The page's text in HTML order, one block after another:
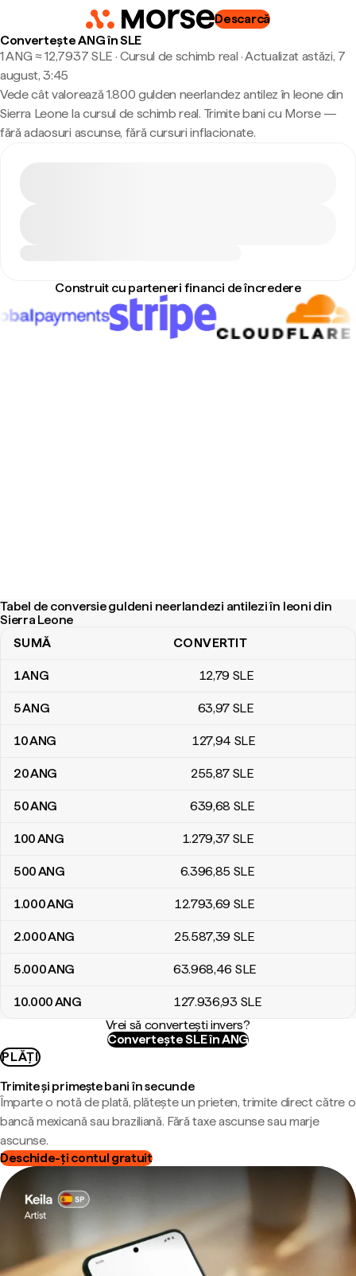
Descarcă
Convertește ANG în SLE
1 ANG ≈ 12,7937 SLE · Cursul de schimb real ·Actualizat astăzi, 7
august, 3:45
Vede cât valorează 1.800 gulden neerlandez antilez în leone din
Sierra Leone la cursul de schimb real. Trimite bani cu Morse —
fără adaosuri ascunse, fără cursuri inflacionate.
Construit cu parteneri financi de încredere
Tabel de conversie guldeni neerlandezi antilezi în leoni din
Sierra Leone
Tabel de conversie guldeni neerlandezi antilezi în leoni din Sierra
SUMĂ CONVERTIT
1ANG 12,79 SLE
5ANG 63,97 SLE
10ANG 127,94 SLE
20ANG 255,87 SLE
50ANG 639,68 SLE
100ANG 1.279,37 SLE
500ANG 6.396,85 SLE
1.000ANG 12.793,69 SLE
2.000ANG 25.587,39 SLE
5.000ANG 63.968,46 SLE
10.000ANG 127.936,93 SLE
Vrei să convertești invers?
Convertește SLE în ANG
PLĂȚI
Trimite și primește bani în secunde
Împarte o notă de plată, plătește un prieten, trimite direct către o
bancă mexicană sau braziliană. Fără taxe ascunse sau marje
ascunse.
Deschide-ți contul gratuit